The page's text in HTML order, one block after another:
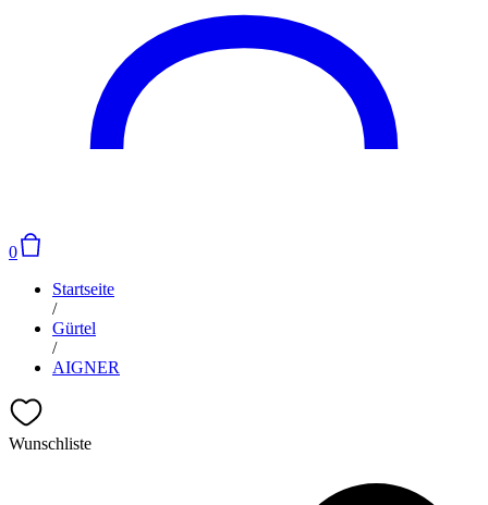
0
Startseite
/
Gürtel
/
AIGNER
Wunschliste